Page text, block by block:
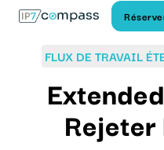
Aller
FLUX DE TRAVAIL